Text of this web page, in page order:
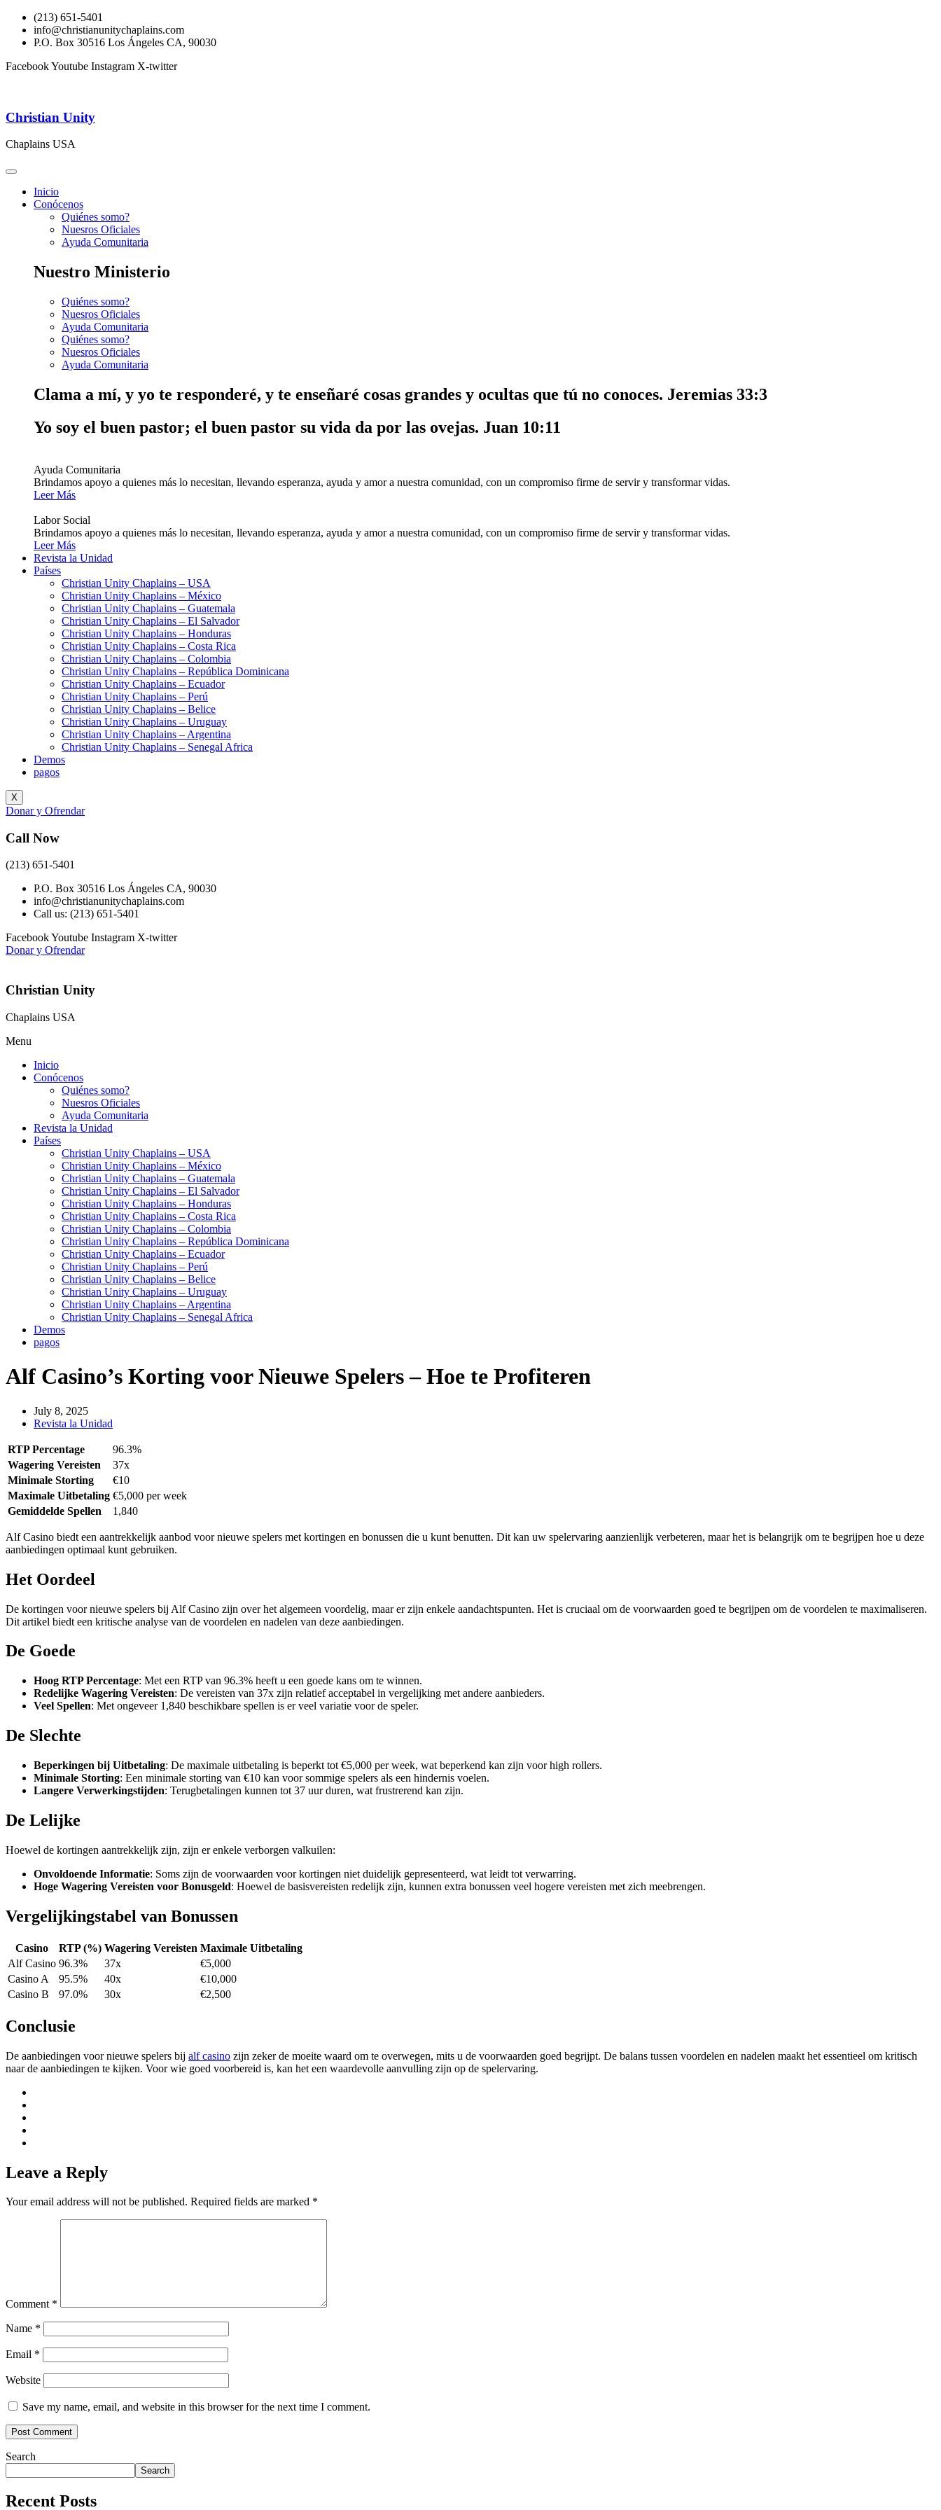
(213) 651-5401
info@christianunitychaplains.com
P.O. Box 30516 Los Ángeles CA, 90030
FacebookYoutube Instagram X-twitter
Christian Unity
Chaplains USA
Inicio
Conócenos
Quiénes somo?
Nuesros Oficiales
Ayuda Comunitaria
Nuestro Ministerio
Quiénes somo?
Nuesros Oficiales
Ayuda Comunitaria
Quiénes somo?
Nuesros Oficiales
Ayuda Comunitaria
Clama a mí, y yo te responderé, y te enseñaré cosas grandes y ocultas que tú no conoces. Jeremias 33:3
Yo soy el buen pastor; el buen pastor su vida da por las ovejas. Juan 10:11
Ayuda Comunitaria
Brindamos apoyo a quienes más lo necesitan, llevando esperanza, ayuda y amor a nuestra comunidad, con un compromiso firme de servir y transformar vidas.
Leer Más
Labor Social
Brindamos apoyo a quienes más lo necesitan, llevando esperanza, ayuda y amor a nuestra comunidad, con un compromiso firme de servir y transformar vidas.
Leer Más
Revista la Unidad
Países
Christian Unity Chaplains – USA
Christian Unity Chaplains – México
Christian Unity Chaplains – Guatemala
Christian Unity Chaplains – El Salvador
Christian Unity Chaplains – Honduras
Christian Unity Chaplains – Costa Rica
Christian Unity Chaplains – Colombia
Christian Unity Chaplains – República Dominicana
Christian Unity Chaplains – Ecuador
Christian Unity Chaplains – Perú
Christian Unity Chaplains – Belice
Christian Unity Chaplains – Uruguay
Christian Unity Chaplains – Argentina
Christian Unity Chaplains – Senegal Africa
Demos
pagos
X
Donar y Ofrendar
Call Now
(213) 651-5401
P.O. Box 30516 Los Ángeles CA, 90030
info@christianunitychaplains.com
Call us: (213) 651-5401
FacebookYoutube Instagram X-twitter
Donar y Ofrendar
Christian Unity
Chaplains USA
Menu
Inicio
Conócenos
Quiénes somo?
Nuesros Oficiales
Ayuda Comunitaria
Revista la Unidad
Países
Christian Unity Chaplains – USA
Christian Unity Chaplains – México
Christian Unity Chaplains – Guatemala
Christian Unity Chaplains – El Salvador
Christian Unity Chaplains – Honduras
Christian Unity Chaplains – Costa Rica
Christian Unity Chaplains – Colombia
Christian Unity Chaplains – República Dominicana
Christian Unity Chaplains – Ecuador
Christian Unity Chaplains – Perú
Christian Unity Chaplains – Belice
Christian Unity Chaplains – Uruguay
Christian Unity Chaplains – Argentina
Christian Unity Chaplains – Senegal Africa
Demos
pagos
Alf Casino’s Korting voor Nieuwe Spelers – Hoe te Profiteren
July 8, 2025
Revista la Unidad
RTP Percentage
96.3%
Wagering Vereisten
37x
Minimale Storting
€10
Maximale Uitbetaling €5,000 per week
Gemiddelde Spellen
1,840
Alf Casino biedt een aantrekkelijk aanbod voor nieuwe spelers met kortingen en bonussen die u kunt benutten. Dit kan uw spelervaring aanzienlijk verbeteren, maar het is belangrijk om te begrijpen hoe u deze
aanbiedingen optimaal kunt gebruiken.
Het Oordeel
De kortingen voor nieuwe spelers bij Alf Casino zijn over het algemeen voordelig, maar er zijn enkele aandachtspunten. Het is cruciaal om de voorwaarden goed te begrijpen om de voordelen te maximaliseren.
Dit artikel biedt een kritische analyse van de voordelen en nadelen van deze aanbiedingen.
De Goede
Hoog RTP Percentage: Met een RTP van 96.3% heeft u een goede kans om te winnen.
Redelijke Wagering Vereisten: De vereisten van 37x zijn relatief acceptabel in vergelijking met andere aanbieders.
Veel Spellen: Met ongeveer 1,840 beschikbare spellen is er veel variatie voor de speler.
De Slechte
Beperkingen bij Uitbetaling: De maximale uitbetaling is beperkt tot €5,000 per week, wat beperkend kan zijn voor high rollers.
Minimale Storting: Een minimale storting van €10 kan voor sommige spelers als een hindernis voelen.
Langere Verwerkingstijden: Terugbetalingen kunnen tot 37 uur duren, wat frustrerend kan zijn.
De Lelijke
Hoewel de kortingen aantrekkelijk zijn, zijn er enkele verborgen valkuilen:
Onvoldoende Informatie: Soms zijn de voorwaarden voor kortingen niet duidelijk gepresenteerd, wat leidt tot verwarring.
Hoge Wagering Vereisten voor Bonusgeld: Hoewel de basisvereisten redelijk zijn, kunnen extra bonussen veel hogere vereisten met zich meebrengen.
Vergelijkingstabel van Bonussen
Casino RTP (%) Wagering Vereisten Maximale Uitbetaling
Alf Casino 96.3% 37x
€5,000
Casino A
95.5% 40x
€10,000
Casino B
97.0% 30x €2,500
Conclusie
De aanbiedingen voor nieuwe spelers bij alf casino zijn zeker de moeite waard om te overwegen, mits u de voorwaarden goed begrijpt. De balans tussen voordelen en nadelen maakt het essentieel om kritisch
naar de aanbiedingen te kijken. Voor wie goed voorbereid is, kan het een waardevolle aanvulling zijn op de spelervaring.
Leave a Reply
Your email address will not be published. Required fields are marked *
Comment *
Name *
Email *
Website
Save my name, email, and website in this browser for the next time I comment.
Search
Search
Recent Posts